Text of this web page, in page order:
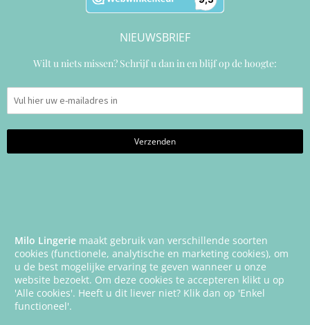
Milo Lingerie maakt gebruik van verschillende soorten
cookies (functionele, analytische en marketing cookies), om
u de best mogelijke ervaring te geven wanneer u onze
website bezoekt. Om deze cookies te accepteren klikt u op
'Alle cookies'. Heeft u dit liever niet? Klik dan op 'Enkel
functioneel'.
NIEUWSBRIEF
Wilt u niets missen? Schrijf u dan in en blijf op de hoogte: